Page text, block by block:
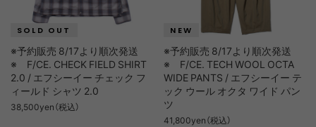
※予約販売 8/17より順次発送
※ F/CE. CHECK FIELD SHIRT
2.0 / エフシーイー チェック フ
ィールド シャツ 2.0
38,500yen（税込）
※予約販売 8/17より順次発送
※ F/CE. TECH WOOL OCTA
WIDE PANTS / エフシーイー テ
ック ウール オクタ ワイド パン
ツ
41,800yen（税込）